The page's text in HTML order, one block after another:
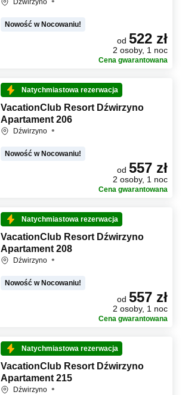
Dźwirzyno
Nowość w Nocowaniu!
od 522 zł
2 osoby, 1 noc
Cena gwarantowana
Natychmiastowa rezerwacja
VacationClub Resort Dźwirzyno
Apartament 206
Dźwirzyno
Nowość w Nocowaniu!
od 557 zł
2 osoby, 1 noc
Cena gwarantowana
Natychmiastowa rezerwacja
VacationClub Resort Dźwirzyno
Apartament 208
Dźwirzyno
Nowość w Nocowaniu!
od 557 zł
2 osoby, 1 noc
Cena gwarantowana
Natychmiastowa rezerwacja
VacationClub Resort Dźwirzyno
Apartament 215
Dźwirzyno